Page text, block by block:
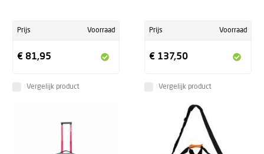
Prijs Voorraad
€ 81,95
Vergelijk product
Prijs Voorraad
€ 137,50
Vergelijk product